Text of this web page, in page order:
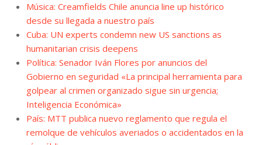
Música: Creamfields Chile anuncia line up histórico
desde su llegada a nuestro país
Cuba: UN experts condemn new US sanctions as
humanitarian crisis deepens
Política: Senador Iván Flores por anuncios del
Gobierno en seguridad «La principal herramienta para
golpear al crimen organizado sigue sin urgencia;
Inteligencia Económica»
País: MTT publica nuevo reglamento que regula el
remolque de vehículos averiados o accidentados en la